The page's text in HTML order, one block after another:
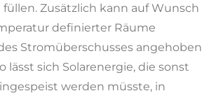
füllen. Zusätzlich kann auf Wunsch
definierter Räume
Stromüberschusses angehoben
lässt sich Solarenergie, die sonst
werden müsste, in